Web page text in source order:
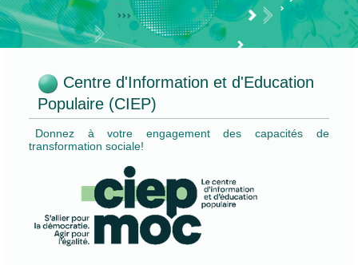
Centre d'Information et d'Education
Populaire (CIEP)
Donnez à votre engagement des capacités de
transformation sociale!